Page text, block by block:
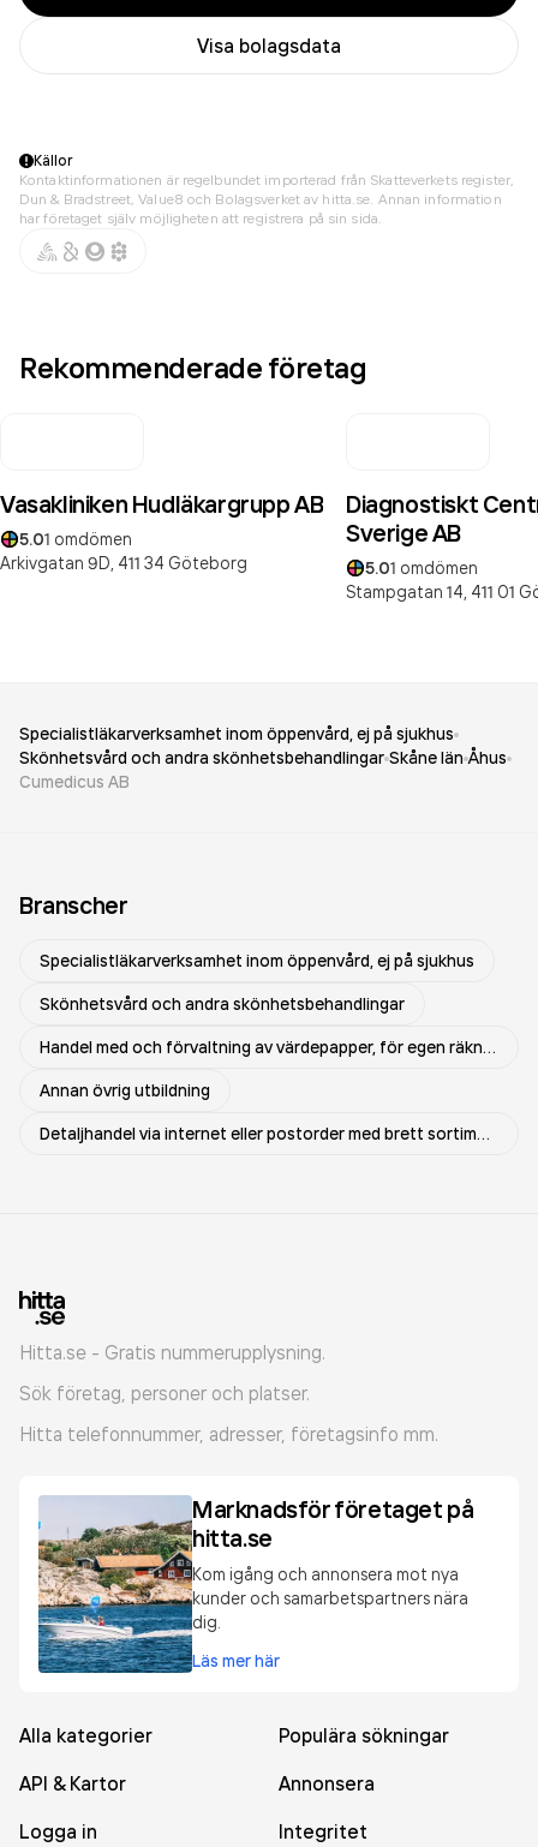
Visa bolagsdata
Källor
Kontaktinformationen är regelbundet importerad från Skatteverkets register,
Dun & Bradstreet, Value8 och Bolagsverket av hitta.se. Annan information
har företaget själv möjligheten att registrera på sin sida.
Rekommenderade företag
Vasakliniken Hudläkargrupp AB
5.01 omdömen
Arkivgatan 9D, 411 34 Göteborg
Diagnostiskt
Sverige AB
5.01 omdömen
Stampgatan 14, 411 01
Specialistläkarverksamhet inom öppenvård, ej på sjukhus
Skönhetsvård och andra skönhetsbehandlingar Skåne län Åhus
Cumedicus AB
Branscher
Specialistläkarverksamhet inom öppenvård, ej på sjukhus
Skönhetsvård och andra skönhetsbehandlingar
Handel med och förvaltning av värdepapper, för egen räkning
Annan övrig utbildning
Detaljhandel via internet eller postorder med brett sortiment
Hitta.se - Gratis nummerupplysning.
Sök företag, personer och platser.
Hitta telefonnummer, adresser, företagsinfo mm.
Marknadsför företaget på
hitta.se
Kom igång och annonsera mot nya
kunder och samarbetspartners nära
dig.
Läs mer här
Alla kategorier
Populära sökningar
API & Kartor
Annonsera
Logga in
Integritet